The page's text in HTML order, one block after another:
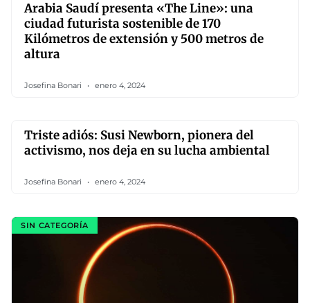
Arabia Saudí presenta «The Line»: una
ciudad futurista sostenible de 170
Kilómetros de extensión y 500 metros de
altura
Josefina Bonari enero 4, 2024
Triste adiós: Susi Newborn, pionera del
activismo, nos deja en su lucha ambiental
Josefina Bonari enero 4, 2024
SIN CATEGORÍA